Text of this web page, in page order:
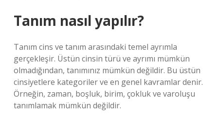
Tanım nasıl yapılır?
Tanım cins ve tanım arasındaki temel ayrımla
gerçekleşir. Üstün cinsin türü ve ayrımı mümkün
olmadığından, tanımınız mümkün değildir. Bu üstün
cinsiyetlere kategoriler ve en genel kavramlar denir.
Örneğin, zaman, boşluk, birim, çokluk ve varoluşu
tanımlamak mümkün değildir.